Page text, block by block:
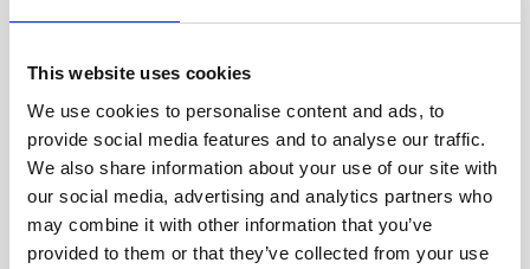
This website uses cookies
We use cookies to personalise content and ads, to
provide social media features and to analyse our traffic.
We also share information about your use of our site with
our social media, advertising and analytics partners who
may combine it with other information that you’ve
provided to them or that they’ve collected from your use
Ранний континентальный завтрак 07:00–
07:30 (континентальный завтрак до 07:00
предоставляется по запросу)
Изобильный американский завтрак по
системе «шведский стол» подается с 07:30
до 10:00.